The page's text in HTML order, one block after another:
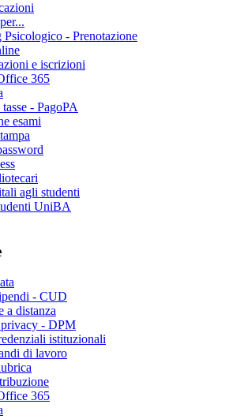
Psicologico - Prenotazione
e iscrizioni
365
- PagoPA
esami
agli studenti
UniBA
- CUD
a distanza
- DPM
istituzionali
di lavoro
365